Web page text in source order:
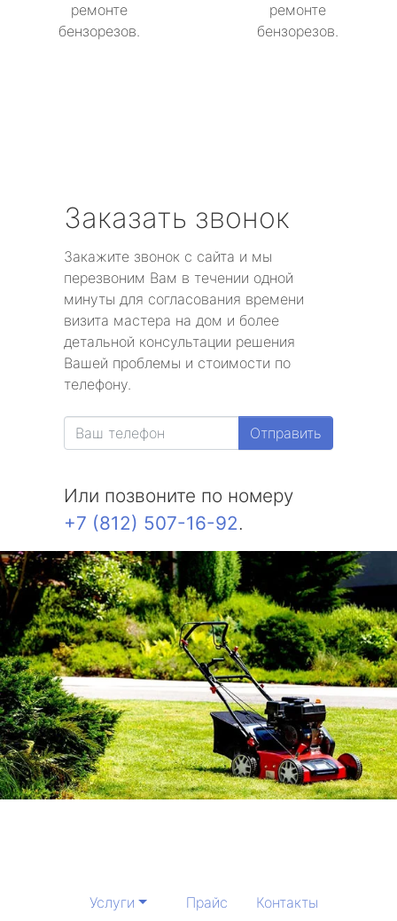
ремонте
бензорезов.
ремонте
бензорезов.
Заказать звонок
Закажите звонок с сайта и мы
перезвоним Вам в течении одной
минуты для согласования времени
визита мастера на дом и более
детальной консультации решения
Вашей проблемы и стоимости по
телефону.
Отправить
Или позвоните по номеру
+7 (812) 507-16-92.
Услуги Прайс Контакты